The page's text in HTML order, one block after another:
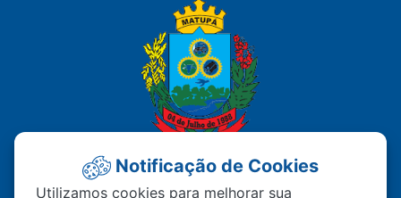
PREFEITURA MUNICIPAL DE
Notificação de Cookies
Utilizamos cookies para melhorar sua